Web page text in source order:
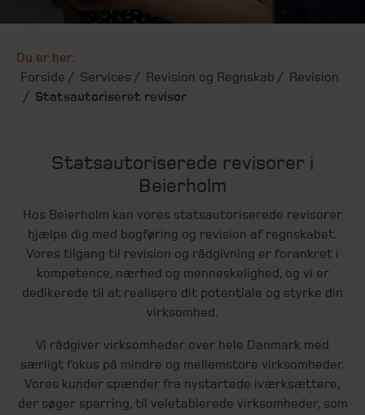
Du er her:
Forside
Services Revision og Regnskab
Revision
Statsautoriseret revisor
Statsautoriserede revisorer i
Beierholm
Hos Beierholm kan vores statsautoriserede revisorer
hjælpe dig med bogføring og revision af regnskabet.
Vores tilgang til revision og rådgivning er forankret i
kompetence, nærhed og menneskelighed, og vi er
dedikerede til at realisere dit potentiale og styrke din
virksomhed.
Vi rådgiver virksomheder over hele Danmark med
særligt fokus på mindre og mellemstore virksomheder.
Vores kunder spænder fra nystartede iværksættere,
der søger sparring, til veletablerede virksomheder, som